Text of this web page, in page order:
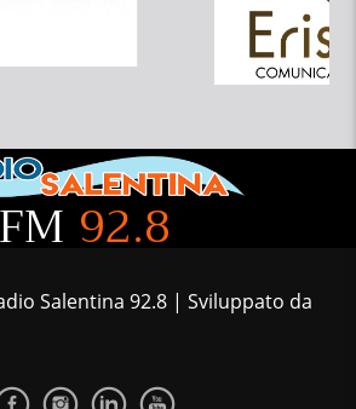
FM 92.8
Salentina 92.8 | Sviluppato da